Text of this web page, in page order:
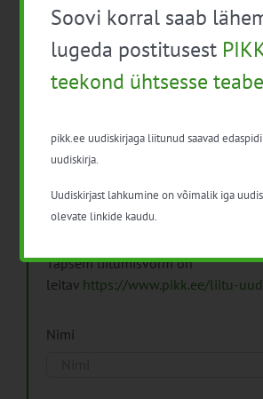
Pikk.ee uudiskirjaga
Isikuandmeid töötleme vastavalt
Täpsem liitumisvorm on
leitav https://www.pikk.ee/liitu-
Nimi
Soovi korral saab
lugeda postitusest
teekond ühtsesse
pikk.ee uudiskirjaga liitunud saavad
uudiskirja.
Uudiskirjast lahkumine on võimalik iga
olevate linkide kaudu.